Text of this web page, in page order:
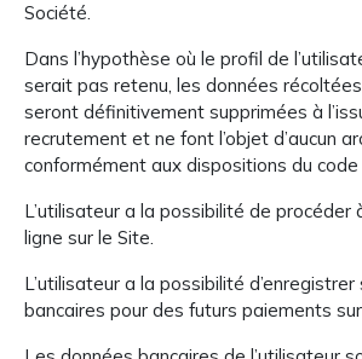
Société.
Dans l’hypothèse où le profil de
serait pas retenu, les données
seront définitivement supprimées à
recrutement et ne font l’objet d’aucun
conformément aux dispositions du code
L’utilisateur a la possibilité de procéder
ligne sur le Site.
L’utilisateur a la possibilité
bancaires pour des futurs paiements